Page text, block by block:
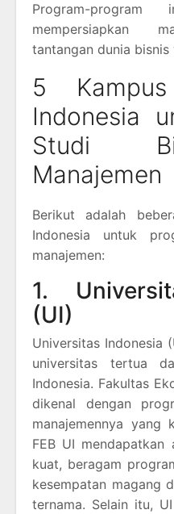
Program-
mempersiapkan
tantangan dunia
5
Indonesia
Studi
Manajemen
Berikut adalah
Indonesia untuk
manajemen:
1.
(UI)
Universitas Indonesia
universitas tertua
Indonesia. Fakultas
dikenal dengan
manajemennya yang
FEB UI
kuat, beragam
kesempatan magang
ternama. Selain itu,